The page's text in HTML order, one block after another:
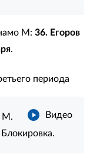
М: 36. Егоров
.
периода
Видео
М.